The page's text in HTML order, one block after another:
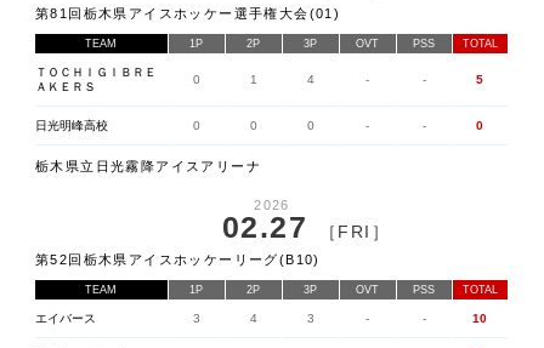
第81回栃木県アイスホッケー選手権大会(01)
TEAM 1P 2P 3P OVT PSS TOTAL
ＴＯＣＨＩＧＩＢＲＥ
ＡＫＥＲＳ
0 1 4 - - 5
日光明峰高校 0 0 0 - - 0
栃木県立日光霧降アイスアリーナ
2026
02.27 ［FRI］
第52回栃木県アイスホッケーリーグ(B10)
TEAM 1P 2P 3P OVT PSS TOTAL
エイバース 3 4 3 - - 10